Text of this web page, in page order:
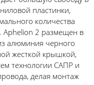
пластинки,
количества
Aphelion 2 размещен в
алюминия черного
жесткой крышкой,
технологии САПР и
делая монтаж